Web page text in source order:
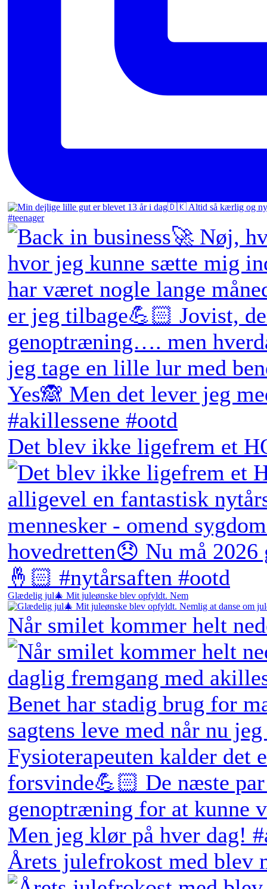
Det blev ikke ligefrem et
Glædelig jul🎄 Mit juleønske blev opfyldt. Nem
Når smilet kommer helt
Årets julefrokost med blev